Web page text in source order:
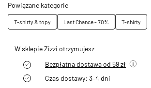
Powiązane kategorie
T-shirty & topy Last Chance - 70% T-shirty
W sklepie Zizzi otrzymujesz
Bezpłatna dostawa od 59 zł
Czas dostawy: 3–4 dni